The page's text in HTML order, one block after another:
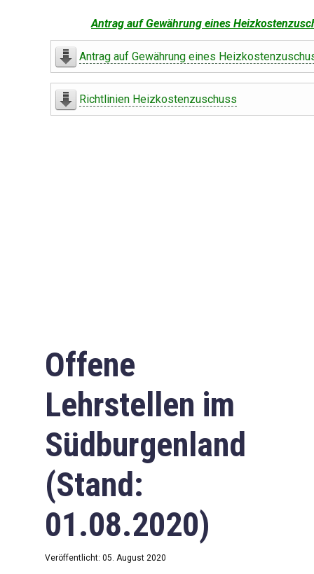
Antrag auf Gewährung eines
Antrag auf Gewährung eines
Richtlinien Heizkostenzuschuss
Offene
Lehrstellen im
Südburgenland
(Stand:
01.08.2020)
Veröffentlicht: 05. August 2020